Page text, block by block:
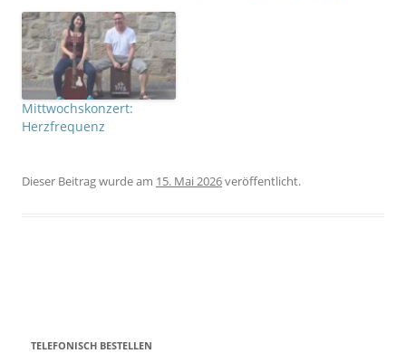
Mittwochskonzert:
Herzfrequenz
Dieser Beitrag wurdeam 15. Mai 2026veröffentlicht.
TELEFONISCH BESTELLEN